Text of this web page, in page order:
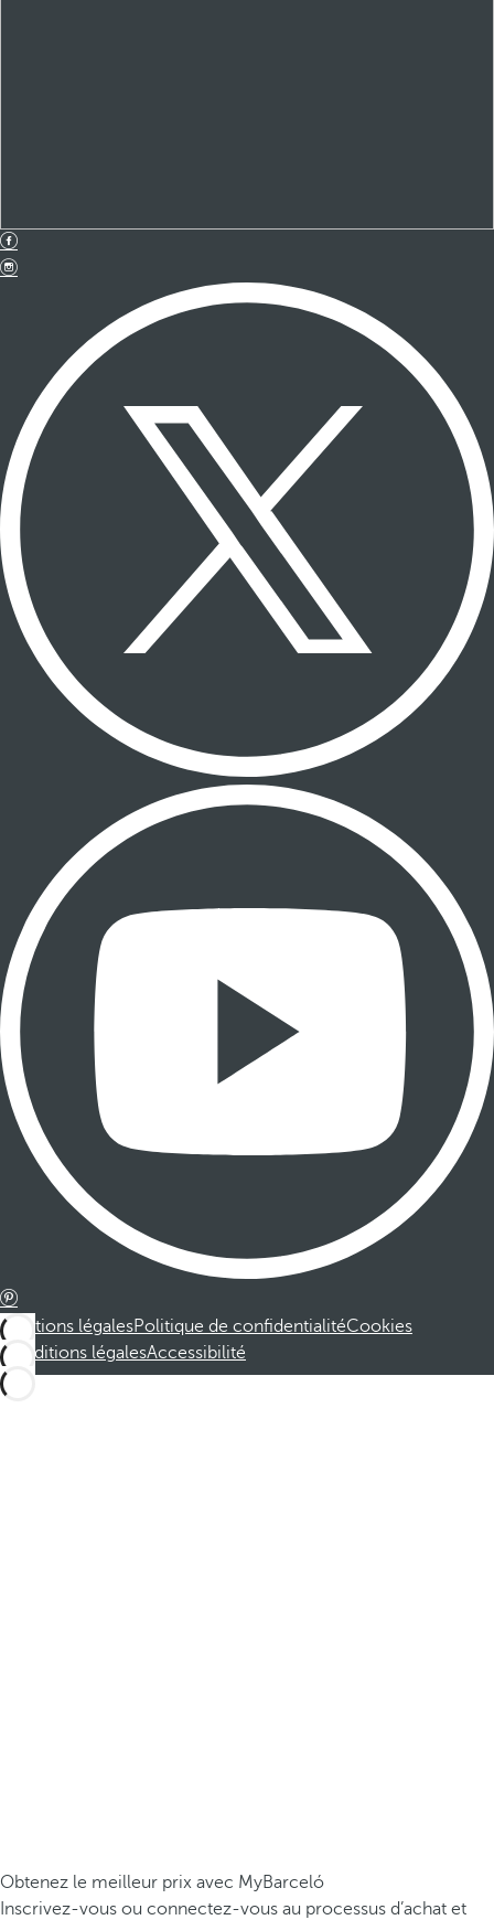
Mentions légalesPolitique de confidentialitéCookies
Conditions légalesAccessibilité
Obtenez le meilleur prix avec MyBarceló
Inscrivez-vous ou connectez-vous au processus d’achat et